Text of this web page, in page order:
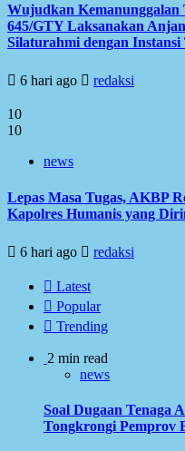
Wujudkan Kemanunggalan
645/GTY Laksanakan
Silaturahmi dengan
6 hari ago redaksi
10
10
news
Lepas Masa Tugas, AKBP
Kapolres Humanis yang
6 hari ago redaksi
Latest
Popular
Trending
2 min read
news
Soal Dugaan Tenaga
Tongkrongi Pemprov